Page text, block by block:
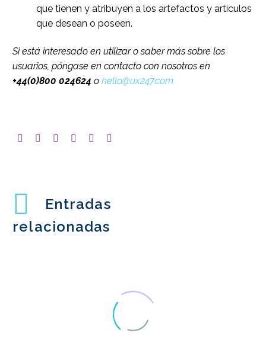
que tienen y atribuyen a los artefactos y artículos
que desean o poseen.
Si está interesado en utilizar o saber más sobre los
usuarios, póngase en contacto con nosotros en
+44(0)800 024624 o hello@ux247.com
Entradas
relacionadas